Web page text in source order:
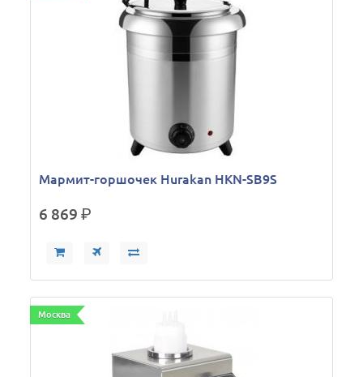
Мармит-горшочек Hurakan HKN-SB9S
6 869р.
Москва